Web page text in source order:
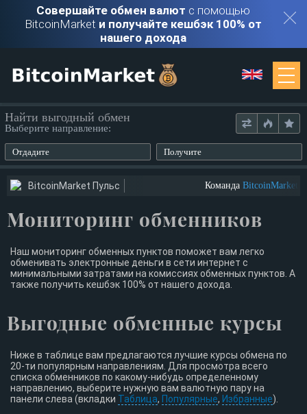
Совершайте обмен валют с помощью
BitcoinMarket и получайте кешбэк 100% от
нашего дохода
Обменники
Войти
Регистрация
Найти выгодный обмен
Выберите направление:
Отдадите Получите
BitcoinMarket Пульс Команда BitcoinMarket
Мониторинг обменников
Наш мониторинг обменных пунктов поможет вам легко
обменивать электронные деньги в сети интернет с
минимальными затратами на комиссиях обменных пунктов. А
также получить кешбэк 100% от нашего дохода.
Выгодные обменные курсы
Ниже в таблице вам предлагаются лучшие курсы обмена по
20-ти популярным направлениям. Для просмотра всего
списка обменников по какому-нибудь определенному
направлению, выберите нужную вам валютную пару на
панели слева (вкладки Таблица, Популярные, Избранные).